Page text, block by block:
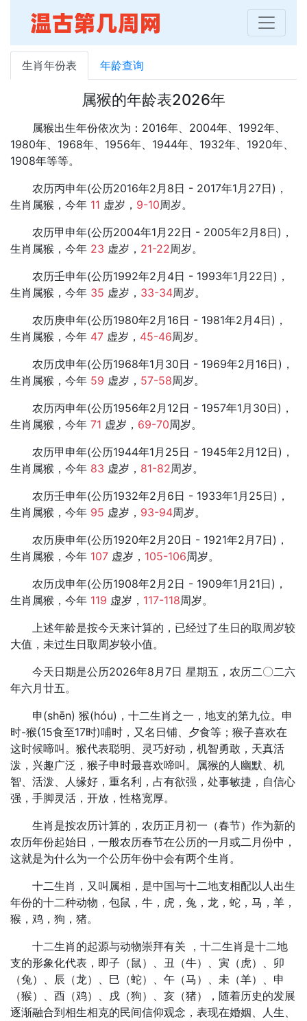
生肖年份表 年龄查询
属猴的年龄表2026年
属猴出生年份依次为：2016年、2004年、1992年、
1980年、1968年、1956年、1944年、1932年、1920年、
1908年等等。
农历丙申年(公历2016年2月8日 - 2017年1月27日)，
生肖属猴，今年 11 虚岁， 9-10周岁。
农历甲申年(公历2004年1月22日 - 2005年2月8日)，
生肖属猴，今年 23 虚岁， 21-22周岁。
农历壬申年(公历1992年2月4日 - 1993年1月22日)，
生肖属猴，今年 35 虚岁， 33-34周岁。
农历庚申年(公历1980年2月16日 - 1981年2月4日)，
生肖属猴，今年 47 虚岁， 45-46周岁。
农历戊申年(公历1968年1月30日 - 1969年2月16日)，
生肖属猴，今年 59 虚岁， 57-58周岁。
农历丙申年(公历1956年2月12日 - 1957年1月30日)，
生肖属猴，今年 71 虚岁， 69-70周岁。
农历甲申年(公历1944年1月25日 - 1945年2月12日)，
生肖属猴，今年 83 虚岁， 81-82周岁。
农历壬申年(公历1932年2月6日 - 1933年1月25日)，
生肖属猴，今年 95 虚岁， 93-94周岁。
农历庚申年(公历1920年2月20日 - 1921年2月7日)，
生肖属猴，今年 107 虚岁， 105-106周岁。
农历戊申年(公历1908年2月2日 - 1909年1月21日)，
生肖属猴，今年 119 虚岁， 117-118周岁。
上述年龄是按今天来计算的，已经过了生日的取周岁较
大值，未过生日取周岁较小值。
今天日期是公历2026年8月7日 星期五，农历二〇二六
年六月廿五。
申(shēn) 猴(hóu)，十二生肖之一，地支的第九位。申
时-猴(15食至17时)哺时，又名日铺、夕食等；猴子喜欢在
这时候啼叫。猴代表聪明、灵巧好动，机智勇敢，天真活
泼，兴趣广泛，猴子申时最喜欢啼叫。属猴的人幽默、机
智、活泼、人缘好，重名利，占有欲强，处事敏捷，自信心
强，手脚灵活，开放，性格宽厚。
生肖是按农历计算的，农历正月初一（春节）作为新的
农历年份起始日，一般农历春节在公历的一月或二月份中，
这就是为什么为一个公历年份中会有两个生肖。
十二生肖，又叫属相，是中国与十二地支相配以人出生
年份的十二种动物，包鼠，牛，虎，兔，龙，蛇，马，羊，
猴，鸡，狗，猪。
十二生肖的起源与动物崇拜有关 ，十二生肖是十二地
支的形象化代表，即子（鼠）、丑（牛）、寅（虎）、卯
（兔）、辰（龙）、巳（蛇）、午（马）、未（羊）、申
（猴）、酉（鸡）、戌（狗）、亥（猪），随着历史的发展
逐渐融合到相生相克的民间信仰观念，表现在婚姻、人生、